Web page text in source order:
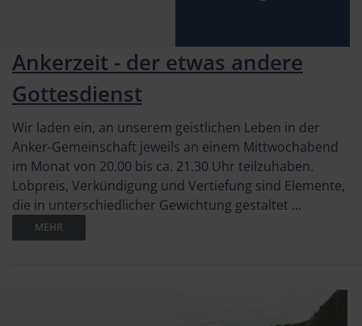
Ankerzeit - der etwas andere
Gottesdienst
Wir laden ein, an unserem geistlichen Leben in der
Anker-Gemeinschaft jeweils an einem Mittwochabend
im Monat von 20.00 bis ca. 21.30 Uhr teilzuhaben.
Lobpreis, Verkündigung und Vertiefung sind Elemente,
die in unterschiedlicher Gewichtung gestaltet ...
MEHR